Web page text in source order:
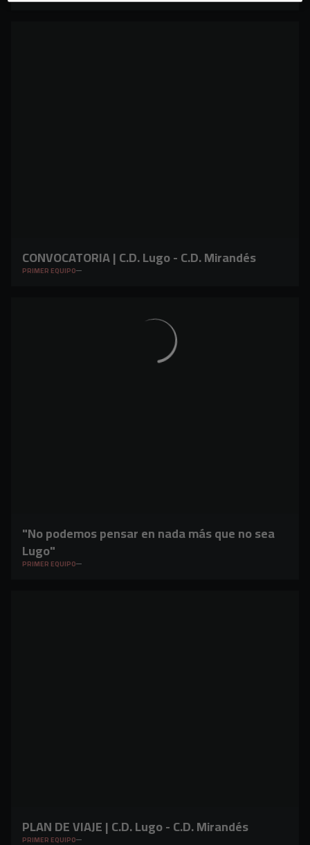
CONVOCATORIA | C.D. Lugo - C.D. Mirandés
PRIMER EQUIPO
"No podemos pensar en nada más que no sea
Lugo"
PRIMER EQUIPO
PLAN DE VIAJE | C.D. Lugo - C.D. Mirandés
PRIMER EQUIPO